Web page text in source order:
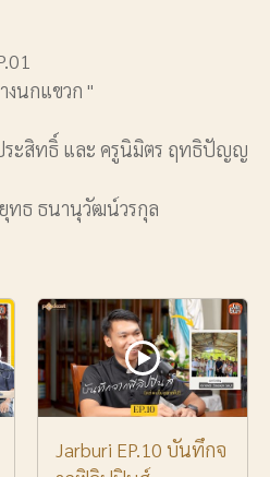
งนกแขวก "
ะสิทธิ์ และ ครูนิมิตร ฤทธิปัญญ
ทธ ธนานุวัฒน์วรกุล
Jarburi EP.10 บันทึกจ